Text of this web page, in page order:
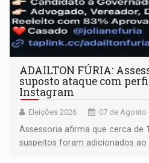
ADAILTON FÚRIA:
suposto ataque com
Instagram
Eleições 2026 07 de Agosto
Assessoria afirma que cerca de
suspeitos foram adicionados